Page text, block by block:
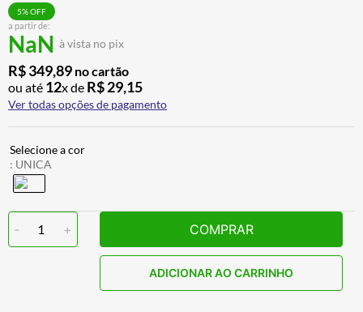
a partir de:
NaN à vista no pix
5% OFF
R$349,89 no cartão
ou até 12x de R$29,15
Ver todas opções de pagamento
: UNICA
- 1 + COMPRAR
ADICIONAR AO CARRINHO
7º
8 º CALÇA
9º AIROH
10º BOTAS